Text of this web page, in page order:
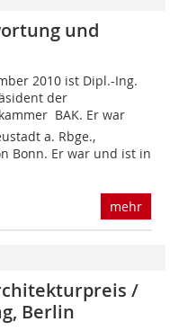
und
2010 ist Dipl.-Ing.
der
 BAK. Er war
a. Rbge.,
Bonn. Er war und ist in
mehr
/
Berlin